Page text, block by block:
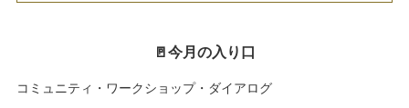
🚪今月の入り口
コミュニティ・ワークショップ・ダイアログ